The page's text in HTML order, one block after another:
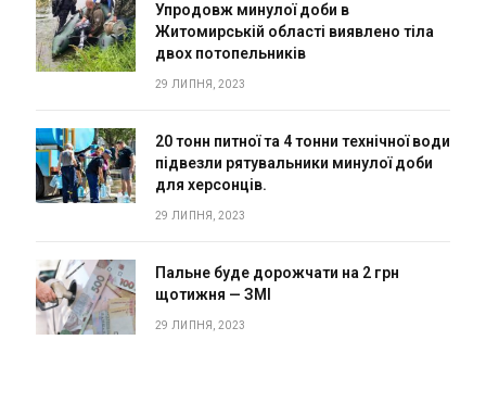
Упродовж минулої доби в
Житомирській області виявлено тіла
двох потопельників
29 ЛИПНЯ, 2023
20 тонн питної та 4 тонни технічної води
підвезли рятувальники минулої доби
для херсонців.
29 ЛИПНЯ, 2023
Пальне буде дорожчати на 2 грн
щотижня — ЗМІ
29 ЛИПНЯ, 2023